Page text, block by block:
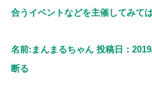
合うイベントなどを主催してみて
名前:まんまるちゃん 投稿日：
断る